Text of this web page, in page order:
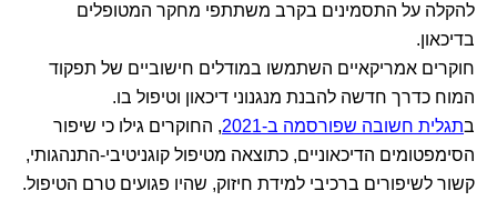
להקלה על התסמינים בקרב משתתפי מחקר המטופלים
בדיכאון.
חוקרים אמריקאיים השתמשו במודלים חישוביים של תפקוד
המוח כדרך חדשה להבנת מנגנוני דיכאון וטיפול בו.
בתגלית חשובה שפורסמה ב-2021
, החוקרים גילו כי שיפור
הסימפטומים הדיכאוניים, כתוצאה מטיפול קוגניטיבי-התנהגותי,
קשור לשיפורים ברכיבי למידת חיזוק, שהיו פגועים טרם הטיפול.